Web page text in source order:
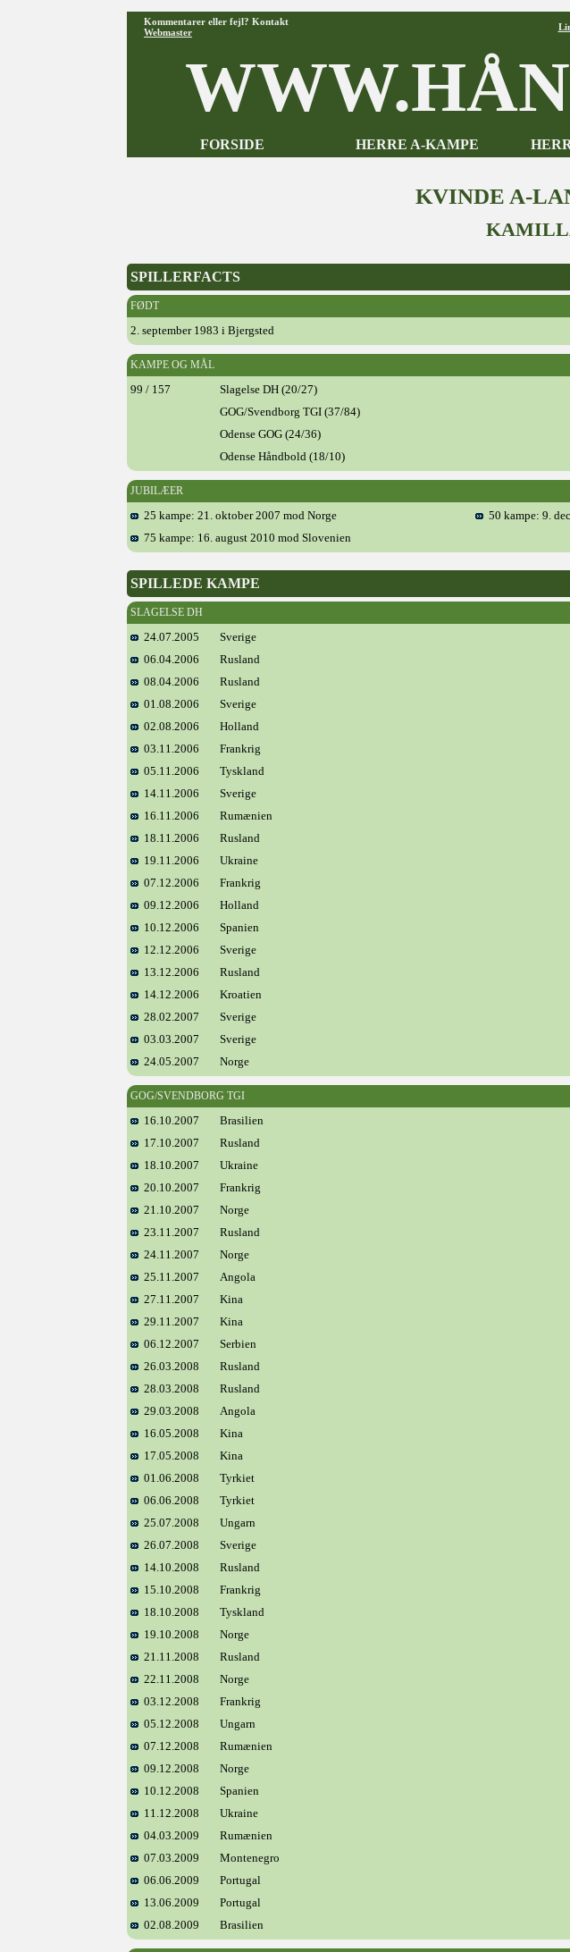
Kommentarer eller fejl? Kontakt
Webmaster
FORSIDE HERRE A-KAMPE
KVINDE A-
SPILLERFACTS
FØDT
2. september 1983 i Bjergsted
KAMPE OG MÅL
99 / 157
Slagelse DH (20/27)
GOG/Svendborg TGI (37/84)
Odense GOG (24/36)
Odense Håndbold (18/10)
JUBILÆER
25 kampe: 21. oktober 2007 mod Norge
50 kampe: 9.
75 kampe: 16. august 2010 mod Slovenien
SPILLEDE KAMPE
SLAGELSE DH
24.07.2005 Sverige
06.04.2006
Rusland
08.04.2006
Rusland
01.08.2006
Sverige
02.08.2006
Holland
03.11.2006
Frankrig
05.11.2006
Tyskland
14.11.2006
Sverige
16.11.2006
Rumænien
18.11.2006
Rusland
19.11.2006
Ukraine
07.12.2006
Frankrig
09.12.2006
Holland
10.12.2006
Spanien
12.12.2006
Sverige
13.12.2006
Rusland
14.12.2006
Kroatien
28.02.2007
Sverige
03.03.2007
Sverige
24.05.2007
Norge
GOG/SVENDBORG TGI
16.10.2007 Brasilien
17.10.2007
Rusland
18.10.2007
Ukraine
20.10.2007
Frankrig
21.10.2007
Norge
23.11.2007
Rusland
24.11.2007
Norge
25.11.2007
Angola
27.11.2007
Kina
29.11.2007
Kina
06.12.2007
Serbien
26.03.2008
Rusland
28.03.2008
Rusland
29.03.2008
Angola
16.05.2008
Kina
17.05.2008
Kina
01.06.2008
Tyrkiet
06.06.2008
Tyrkiet
25.07.2008
Ungarn
26.07.2008
Sverige
14.10.2008
Rusland
15.10.2008
Frankrig
18.10.2008
Tyskland
19.10.2008
Norge
21.11.2008
Rusland
22.11.2008
Norge
03.12.2008
Frankrig
05.12.2008
Ungarn
07.12.2008
Rumænien
09.12.2008
Norge
10.12.2008
Spanien
11.12.2008
Ukraine
04.03.2009
Rumænien
07.03.2009
Montenegro
06.06.2009
Portugal
13.06.2009
Portugal
02.08.2009
Brasilien